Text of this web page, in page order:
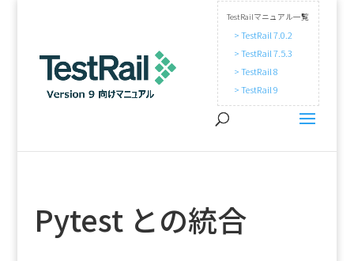
TestRailマニュアル一覧
> TestRail 7.0.2
> TestRail 7.5.3
> TestRail 8
> TestRail 9
Pytest との統合